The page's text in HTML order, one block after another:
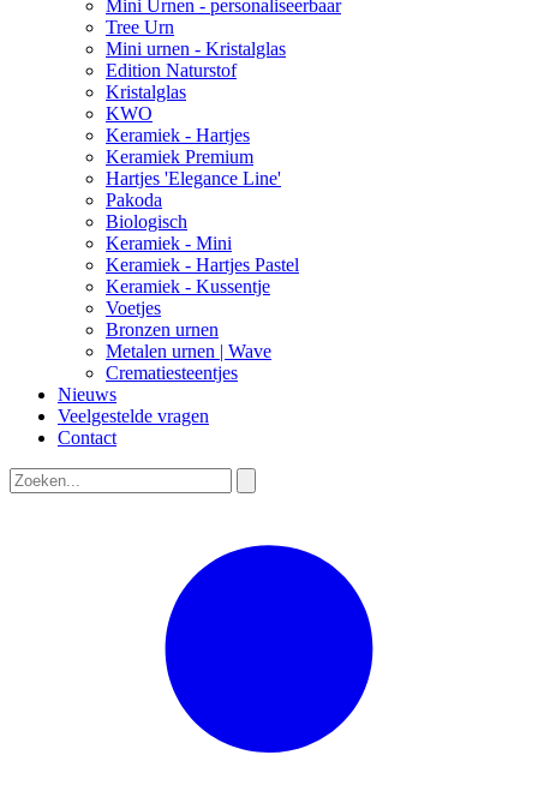
Mini Urnen - personaliseerbaar
Tree Urn
Mini urnen - Kristalglas
Edition Naturstof
Kristalglas
KWO
Keramiek - Hartjes
Keramiek Premium
Hartjes 'Elegance Line'
Pakoda
Biologisch
Keramiek - Mini
Keramiek - Hartjes Pastel
Keramiek - Kussentje
Voetjes
Bronzen urnen
Metalen urnen | Wave
Crematiesteentjes
Nieuws
Veelgestelde vragen
Contact